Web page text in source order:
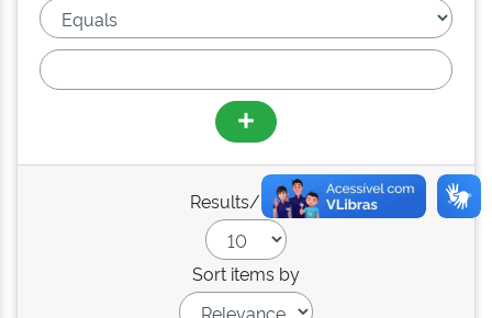
Results/Page
Sort items by